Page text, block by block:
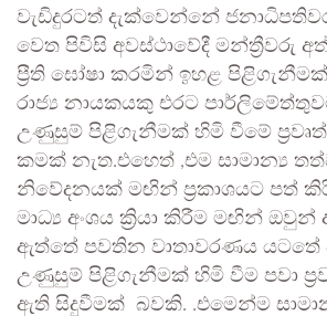
වැඩිදුරටත් දැක්වෙන්නේ
වෙත පිවිසි අවස්ථාවේදී මන්ත්‍රීවරු
ප්‍රීති ඝෝෂා කරමින් ඉහළ
රාජ්‍ය නායකයකු එරට
උණුසුම් පිළිගැනීමක් හිමි වීමේ
කමක් නැත.එහෙත් ,එම සාමාන්‍ය
නිවේදනයක් මඟින් ප්‍රකාශයට පත්
මාධ්‍ය අංශය ක්‍රියා කිරීම මඟින්
ඇත්තේ පවතින වාතාවරණය යටතේ
උණුසුම් පිළිගැනීමක් හිමි වීම පවා
ඇති සිදුවීමක් බවකි. .එමෙන්ම